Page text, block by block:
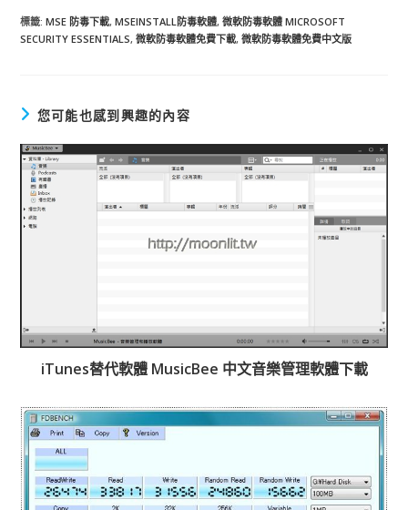
標籤:MSE 防毒下載, MSEINSTALL防毒軟體, 微軟防毒軟體 MICROSOFT
SECURITY ESSENTIALS, 微軟防毒軟體免費下載, 微軟防毒軟體免費中文版
您可能也感到興趣的內容
iTunes替代軟體 MusicBee 中文音樂管理軟體下載